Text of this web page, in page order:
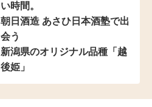
い時間。
朝日酒造 あさひ日本酒塾で出
会う
新潟県のオリジナル品種「越
後姫」